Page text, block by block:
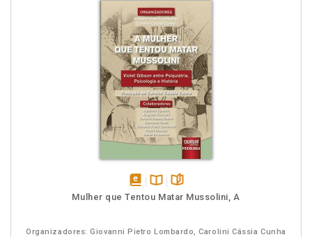
disponívelDisponível
páginas
Mulher que Tentou Matar Mussolini, A
Organizadores: Giovanni Pietro Lombardo, Carolini Cássia Cunha